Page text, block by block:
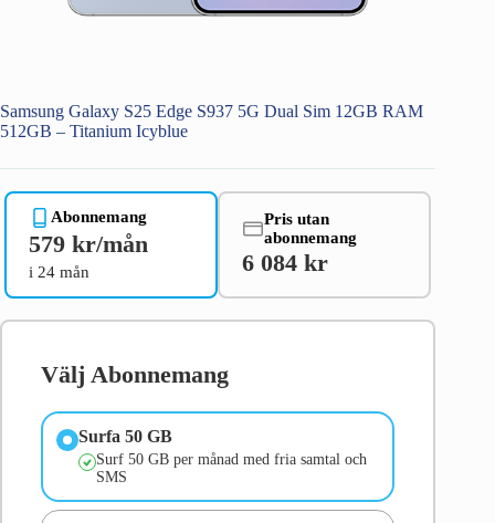
Samsung Galaxy S25 Edge S937 5G Dual Sim 12GB RAM
512GB – Titanium Icyblue
Abonnemang
579 kr/mån
i 24 mån
Pris utan
abonnemang
6 084 kr
Välj Abonnemang
Surfa 50 GB
Surf 50 GB per månad med fria samtal och
SMS